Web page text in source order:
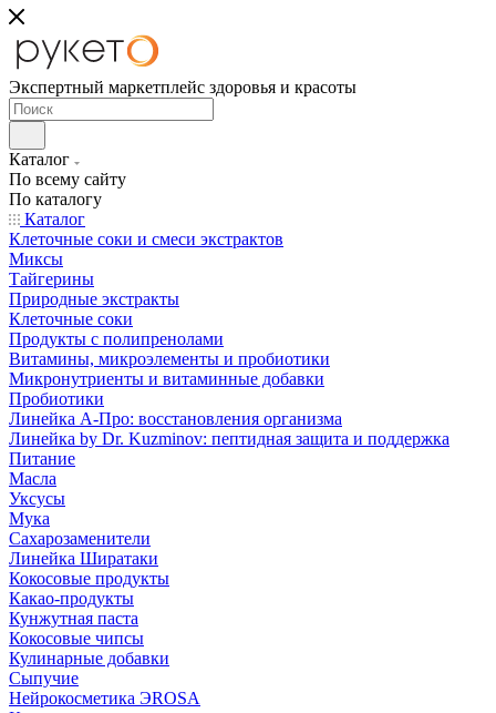
Экспертный маркетплейс здоровья и красоты
Каталог
По всему сайту
По каталогу
Каталог
Клеточные соки и смеси экстрактов
Миксы
Тайгерины
Природные экстракты
Клеточные соки
Продукты с полипренолами
Витамины, микроэлементы и пробиотики
Микронутриенты и витаминные добавки
Пробиотики
Линейка А-Про: восстановления организма
Линейка by Dr. Kuzminov: пептидная защита и поддержка
Питание
Масла
Уксусы
Мука
Сахарозаменители
Линейка Ширатаки
Кокосовые продукты
Какао-продукты
Кунжутная паста
Кокосовые чипсы
Кулинарные добавки
Сыпучие
Нейрокосметика ЭROSA